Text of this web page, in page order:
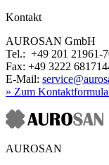
Kontakt
AUROSAN GmbH
Tel.: +49 201 21961-
Fax: +49 3222
E-Mail:
» Zum
AUROSAN